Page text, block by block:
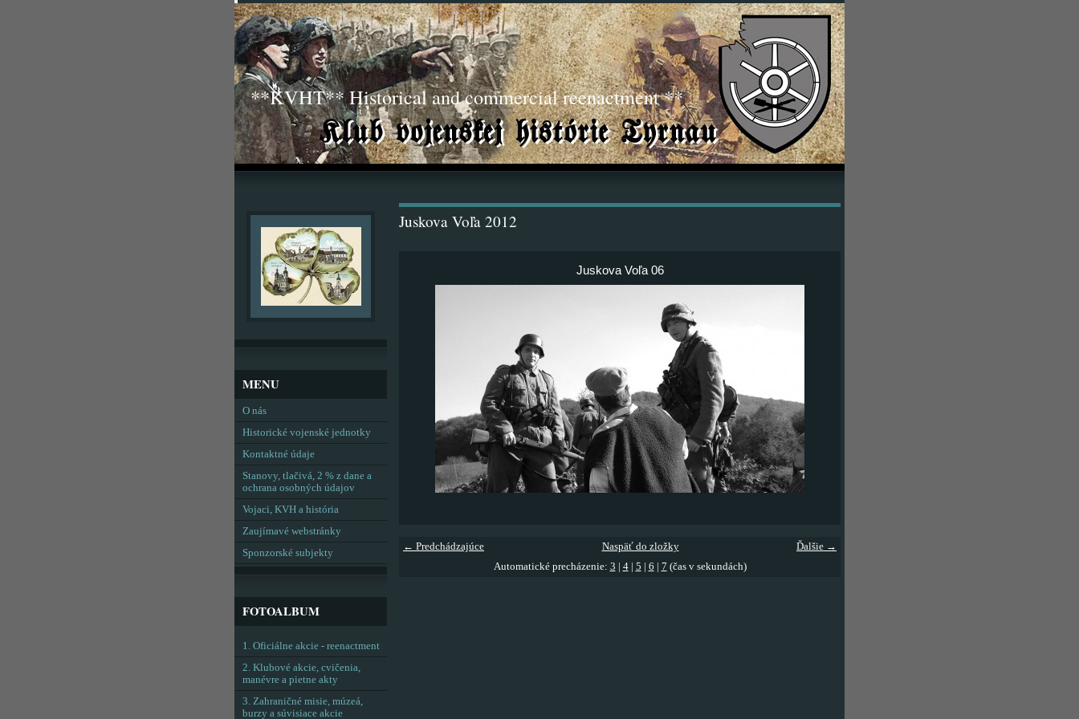
**KVHT** Historical and commercial reenactment **
Juskova Voľa 2012
Juskova Voľa 06
← Predchádzajúce Ďalšie →
Naspäť do zložky
Automatické precházenie: 3 4| 5 6 7 (čas v sekundách)
MENU
O nás
Historické vojenské jednotky
Kontaktné údaje
Stanovy, tlačivá, 2 % z dane a
ochrana osobných údajov
Vojaci, KVH a história
Zaujímavé webstránky
Sponzorské subjekty
FOTOALBUM
1. Oficiálne akcie - reenactment
2. Klubové akcie, cvičenia,
manévre a pietne akty
3. Zahraničné misie, múzeá,
burzy a súvisiace akcie